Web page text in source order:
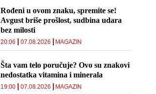
Rođeni u ovom znaku, spremite se!
Avgust briše prošlost, sudbina udara
bez milosti
MAGAZIN
20:06 07.08.2026
Šta vam telo poručuje? Ovo su znakovi
nedostatka vitamina i minerala
MAGAZIN
19:00 07.08.2026